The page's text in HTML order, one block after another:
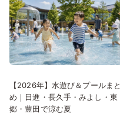
【2026年】水遊び＆プールまと
め｜日進・長久手・みよし・東
郷・豊田で涼む夏